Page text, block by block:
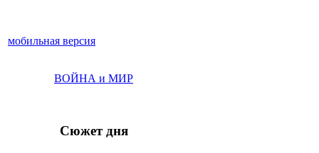
мобильная версия
ВОЙНА и МИР
Сюжет дня